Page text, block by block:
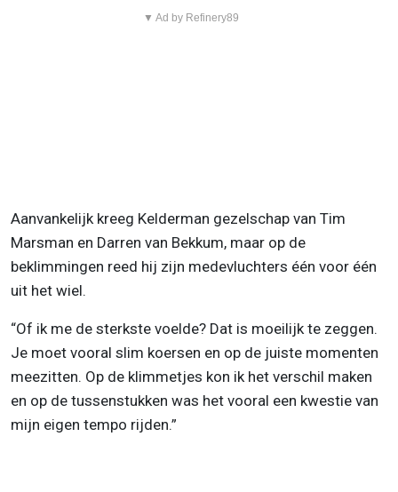
▼ Ad by Refinery89
Aanvankelijk kreeg Kelderman gezelschap van Tim
Marsman en Darren van Bekkum, maar op de
beklimmingen reed hij zijn medevluchters één voor één
uit het wiel.
“Of ik me de sterkste voelde? Dat is moeilijk te zeggen.
Je moet vooral slim koersen en op de juiste momenten
meezitten. Op de klimmetjes kon ik het verschil maken
en op de tussenstukken was het vooral een kwestie van
mijn eigen tempo rijden.”